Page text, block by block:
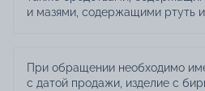
и мазями, содержащими ртуть
При обращении необходимо
с датой продажи, изделие с